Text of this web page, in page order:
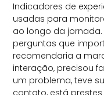
Indicadores de
usadas para
ao longo da
perguntas que
recomendaria a
interação, precisou
um problema, teve